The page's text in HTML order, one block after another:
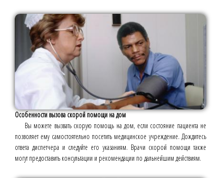
Особенности вызова скорой помощи на дом
Вы можете вызвать скорую помощь на дом, если состояние пациента не
позволяет ему самостоятельно посетить медицинское учреждение. Дождитесь
ответа диспетчера и следуйте его указаниям. Врачи скорой помощи также
могут предоставить консультации и рекомендации по дальнейшим действиям.